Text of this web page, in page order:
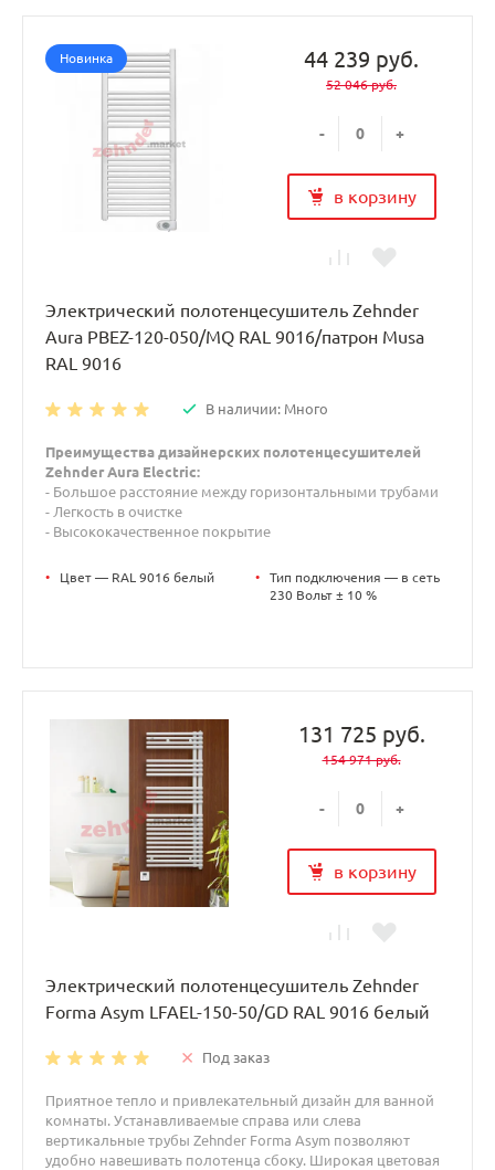
Новинка 44 239 руб.
52 046 руб.
- +
в корзину
Электрический полотенцесушитель Zehnder
Aura PBEZ-120-050/MQ RAL 9016/патрон Musa
RAL 9016
В наличии: Много
Преимущества дизайнерских полотенцесушителей
Zehnder Aura Electric:
- Большое расстояние между горизонтальными трубами
- Легкость в очистке
- Высококачественное покрытие
• Цвет — RAL 9016 белый •
Тип подключения — в сеть
230 Вольт ± 10 %
131 725 руб.
154 971 руб.
- +
в корзину
Электрический полотенцесушитель Zehnder
Forma Asym LFAEL-150-50/GD RAL 9016 белый
Под заказ
Приятное тепло и привлекательный дизайн для ванной
комнаты. Устанавливаемые справа или слева
вертикальные трубы Zehnder Forma Asym позволяют
удобно навешивать полотенца сбоку. Широкая цветовая